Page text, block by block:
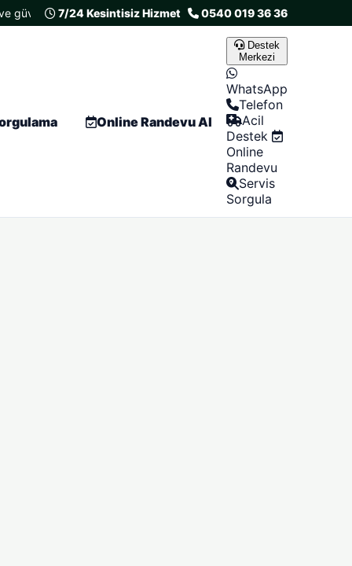
güvenli fiyat politikası En çok tercih edilen 3. tesisat firması
7/24 Kesintisiz Hizmet 0540 019 36 36
Online Randevu Al
Destek
Merkezi
WhatsApp
Telefon
Acil
Destek
Online
Randevu
Servis
Sorgula